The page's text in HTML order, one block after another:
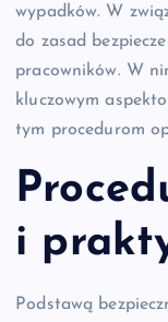
wypadków. W
do zasad
pracowników. W
kluczowym
tym procedurom
i
Podstawą